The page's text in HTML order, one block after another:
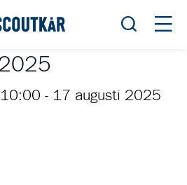
Öppna
- 17 augusti 2025